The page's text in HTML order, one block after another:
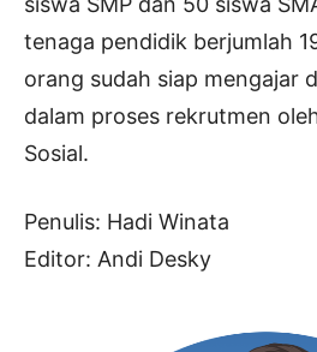
tenaga pendidik berjumlah
orang sudah siap mengajar
dalam proses rekrutmen
Sosial.
Penulis: Hadi Winata
Editor: Andi Desky